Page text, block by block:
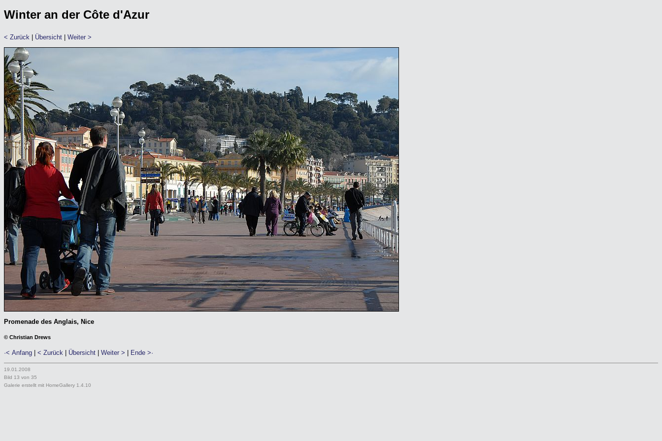
Winter an der Côte d'Azur
< Zurück Übersicht Weiter >
Promenade des Anglais, Nice
© Christian Drews
·< Anfang < Zurück Übersicht Weiter > Ende >·
19.01.2008
Bild 13 von 35
Galerie erstellt mit HomeGallery 1.4.10